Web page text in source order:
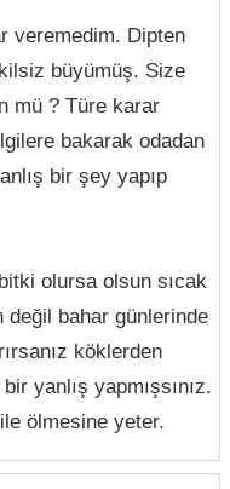
veremedim. Dipten
büyümüş. Size
mü ? Türe karar
bakarak odadan
bir şey yapıp
olursa olsun sıcak
değil bahar günlerinde
köklerden
yanlış yapmışsınız.
ölmesine yeter.